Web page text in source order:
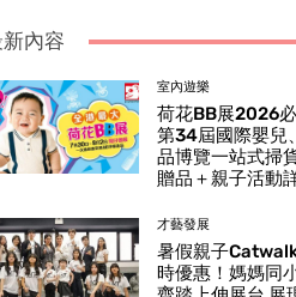
內容
室內遊樂
荷花BB展2026必
第34屆國際嬰兒
品博覽一站式掃
贈品＋親子活動
才藝發展
暑假親子
時優惠！媽媽同